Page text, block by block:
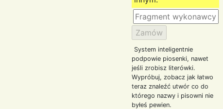
System inteligentnie
podpowie piosenki, nawet
jeśli zrobisz literówki.
Wypróbuj, zobacz jak łatwo
teraz znaleźć utwór co do
którego nazwy i pisowni nie
byłeś pewien.